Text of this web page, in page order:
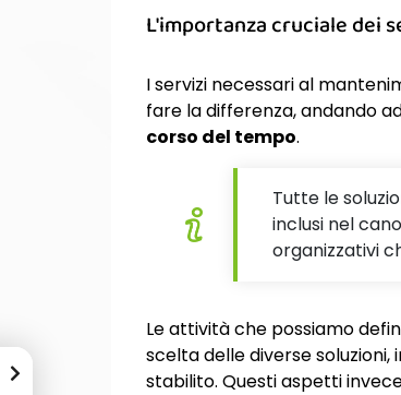
L'importanza cruciale dei
I servizi necessari al
fare la differenza, andando
corso del tempo.
Tutte le
inclusi nel
organizzativi
Le attività che possiamo
scelta delle diverse
stabilito. Questi aspetti